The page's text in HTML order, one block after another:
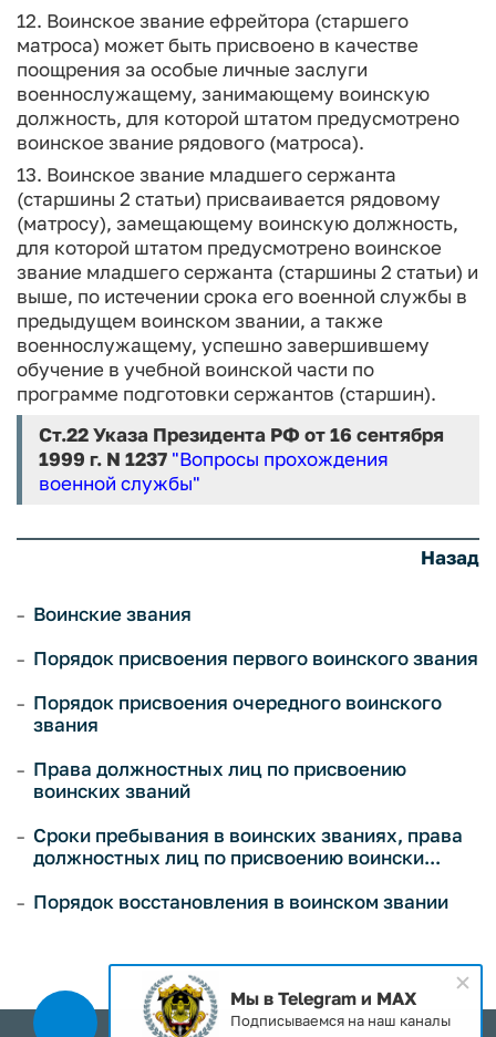
12. Воинское звание ефрейтора (старшего
матроса) может быть присвоено в качестве
поощрения за особые личные заслуги
военнослужащему, занимающему воинскую
должность, для которой штатом предусмотрено
воинское звание рядового (матроса).
13. Воинское звание младшего сержанта
(старшины 2 статьи) присваивается рядовому
(матросу), замещающему воинскую должность,
для которой штатом предусмотрено воинское
звание младшего сержанта (старшины 2 статьи) и
выше, по истечении срока его военной службы в
предыдущем воинском звании, а также
военнослужащему, успешно завершившему
обучение в учебной воинской части по
программе подготовки сержантов (старшин).
Ст.22Указа Президента РФ от 16 сентября
1999 г. N 1237 "Вопросы прохождения
военной службы"
Назад
Воинские звания
Порядок присвоения первого воинского звания
Порядок присвоения очередного воинского
звания
Права должностных лиц по присвоению
воинских званий
Сроки пребывания в воинских званиях, права
должностных лиц по присвоению воински...
Порядок восстановления в воинском звании
Мы в Telegram и MAX
Подписываемся на наш каналы